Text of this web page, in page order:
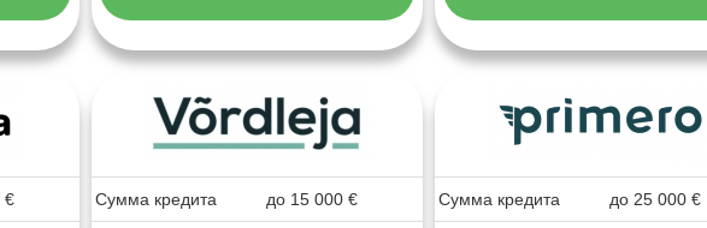
€ Сумма кредита до 15 000 € Сумма кредита до 25 000 €